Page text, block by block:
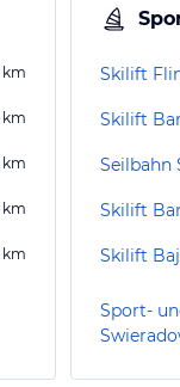
km
km
km
km
km
Skilift
Skilift
Seilbahn
Skilift
Skilift
Sport-